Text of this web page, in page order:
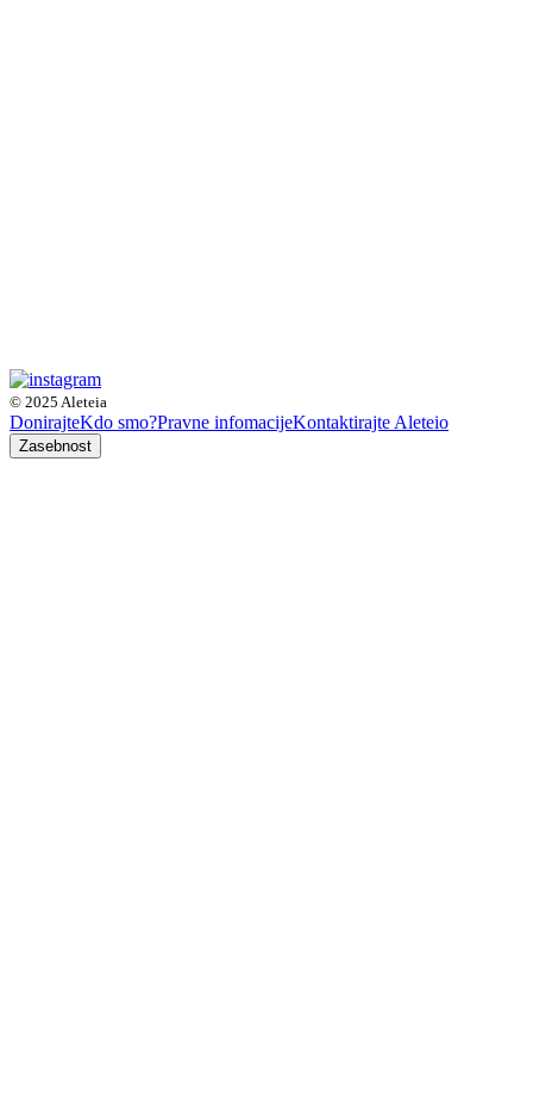
© 2025 Aleteia
DonirajteKdo smo?Pravne infomacijeKontaktirajte Aleteio
Zasebnost